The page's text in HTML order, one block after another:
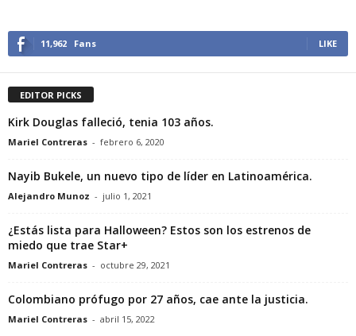
11,962 Fans LIKE
EDITOR PICKS
Kirk Douglas falleció, tenia 103 años.
Mariel Contreras - febrero 6, 2020
Nayib Bukele, un nuevo tipo de líder en Latinoamérica.
Alejandro Munoz - julio 1, 2021
¿Estás lista para Halloween? Estos son los estrenos de
miedo que trae Star+
Mariel Contreras - octubre 29, 2021
Colombiano prófugo por 27 años, cae ante la justicia.
Mariel Contreras - abril 15, 2022